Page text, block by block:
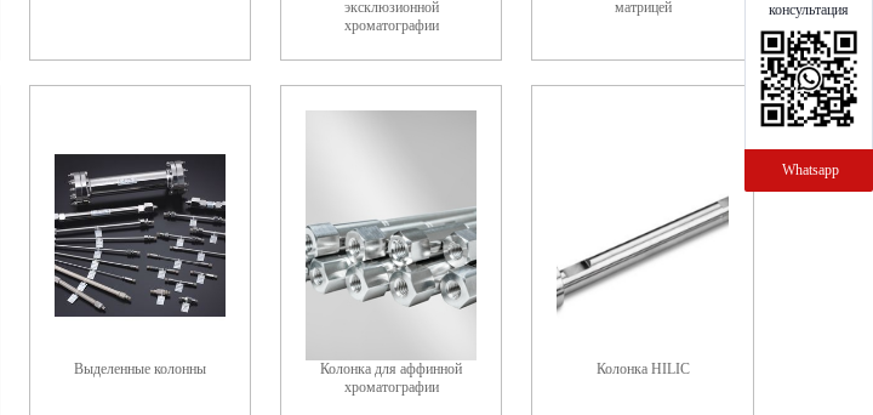
эксклюзионной
хроматографии
матрицей
Выделенные колонны
Колонка для аффинной
хроматографии
Колонка HILIC
консультация
Whatsapp